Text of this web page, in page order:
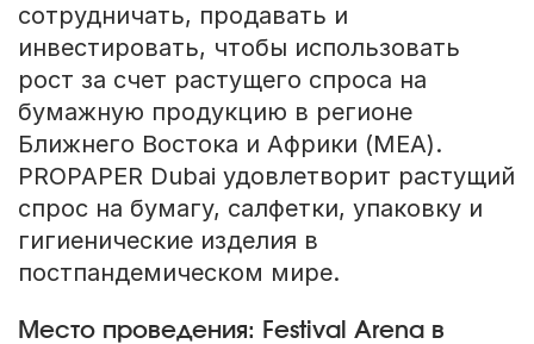
сотрудничать, продавать и
инвестировать, чтобы использовать
рост за счет растущего спроса на
бумажную продукцию в регионе
Ближнего Востока и Африки (MEA).
PROPAPER Dubai удовлетворит растущий
спрос на бумагу, салфетки, упаковку и
гигиенические изделия в
постпандемическом мире.
Место проведения: Festival Arena в